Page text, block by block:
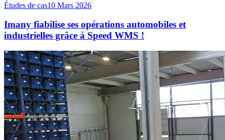
Études de cas10 Mars 2026
Imany fiabilise ses opérations automobiles et
industrielles grâce à Speed WMS !